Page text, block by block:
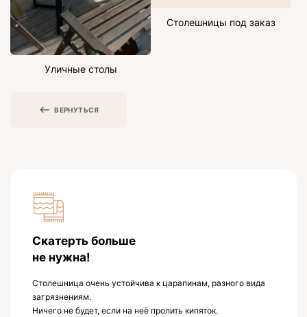
Уличные столы
Столешницы под заказ
ВЕРНУТЬСЯ
Скатерть больше
не нужна!
Столешница очень устойчива к царапинам, разного вида
загрязнениям.
Ничего не будет, если на неё пролить кипяток.